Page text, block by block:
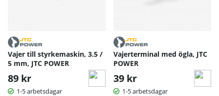
Vajer till styrkemaskin, 3.5 /
5 mm, JTC POWER
89 kr
1-5 arbetsdagar
Vajerterminal med ögla, JTC
POWER
39 kr
1-5 arbetsdagar